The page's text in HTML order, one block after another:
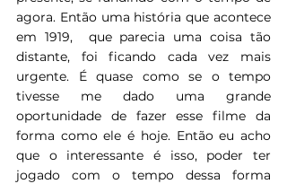
agora. Então uma história que acontece
em 1919,  que parecia uma coisa tão
distante, foi ficando cada vez mais
urgente. É quase como se o tempo
tivesse me dado uma grande
oportunidade de fazer esse filme da
forma como ele é hoje. Então eu acho
que o interessante é isso, poder ter
jogado com o tempo dessa forma